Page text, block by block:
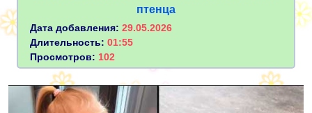
птенца
Дата добавления: 29.05.2026
Длительность: 01:55
Просмотров: 102